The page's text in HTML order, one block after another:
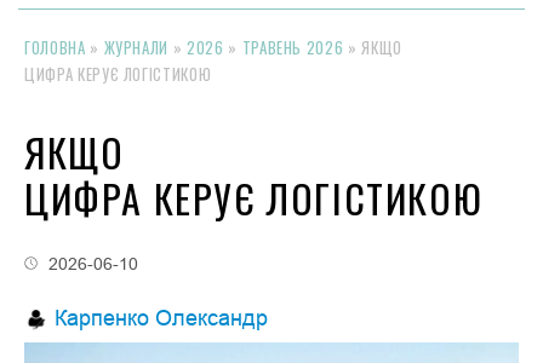
ГОЛОВНА » ЖУРНАЛИ »2026 » ТРАВЕНЬ 2026 »ЯКЩО
ЦИФРА КЕРУЄ ЛОГІСТИКОЮ
ЯКЩО
ЦИФРА КЕРУЄ ЛОГІСТИКОЮ
2026-06-10
Карпенко Олександр